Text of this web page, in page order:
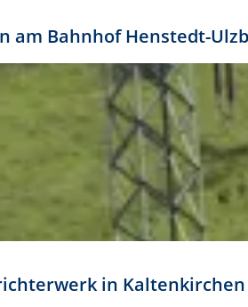
am Bahnhof Henstedt-
in Kaltenkirchen